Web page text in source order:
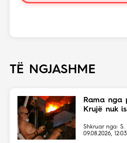
TË NGJASHME
Rama nga
Krujë nuk
Shkruar nga:
09.08.2026, 12:03